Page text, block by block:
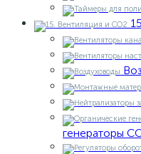
генераторы